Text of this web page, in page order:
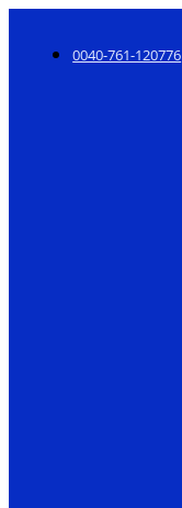
0040-761-120776